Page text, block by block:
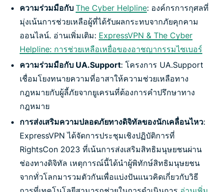
ความร่วมมือกับ The Cyber Helpline: องค์กรการกุศลที่
มุ่งเน้นการช่วยเหลือผู้ที่ได้รับผลกระทบจากภัยคุกคาม
ออนไลน์. อ่านเพิ่มเติม: ExpressVPN & The Cyber
Helpline: การช่วยเหลือเหยื่อของอาชญากรรมไซเบอร์
ความร่วมมือกับ UA.Support: โครงการ UA.Support
เชื่อมโยงทนายความที่อาสาให้ความช่วยเหลือทาง
กฎหมายกับผู้ลี้ภัยจากยูเครนที่ต้องการคำปรึกษาทาง
กฎหมาย
การส่งเสริมความปลอดภัยทางดิจิทัลของนักเคลื่อนไหว:
ExpressVPN ได้จัดการประชุมเชิงปฏิบัติการที่
RightsCon 2023 ที่เน้นการส่งเสริมสิทธิมนุษยชนผ่าน
ช่องทางดิจิทัล เหตุการณ์นี้ได้นำผู้พิทักษ์สิทธิมนุษยชน
จากทั่วโลกมารวมตัวกันเพื่อแบ่งปันแนวคิดเกี่ยวกับวิธี